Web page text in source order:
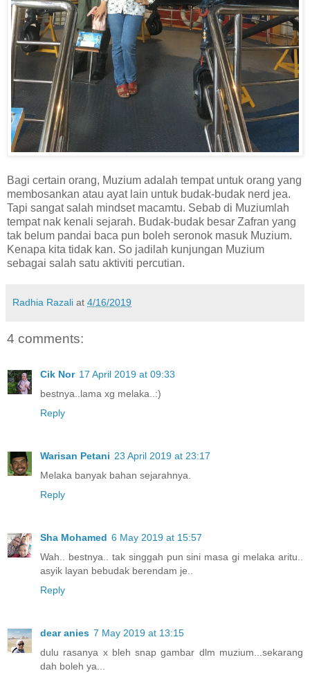
Bagi certain orang, Muzium adalah tempat untuk orang yang
membosankan atau ayat lain untuk budak-budak nerd jea.
Tapi sangat salah mindset macamtu. Sebab di Muziumlah
tempat nak kenali sejarah. Budak-budak besar Zafran yang
tak belum pandai baca pun boleh seronok masuk Muzium.
Kenapa kita tidak kan. So jadilah kunjungan Muzium
sebagai salah satu aktiviti percutian.
Radhia Razali at 4/16/2019
4 comments:
Cik Nor 17 April 2019 at 09:33
bestnya..lama xg melaka..:)
Reply
Warisan Petani 23 April 2019 at 23:17
Melaka banyak bahan sejarahnya.
Reply
Sha Mohamed 6 May 2019 at 15:57
Wah.. bestnya.. tak singgah pun sini masa gi melaka aritu..
asyik layan bebudak berendam je..
Reply
dear anies 7 May 2019 at 13:15
dulu rasanya x bleh snap gambar dlm muzium...sekarang
dah boleh ya...